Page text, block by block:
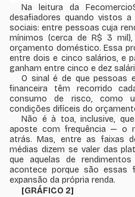
Na leitura da
desafiadores quando vistos
sociais: entre pessoas cuja
mínimos (cerca de R$ 3
orçamento doméstico. Essa
entre dois e cinco salários, e
ganham entre cinco e dez
O sinal é de que pessoas
financeira têm recorrido
consumo de risco, como
condições difíceis do
Não é à toa, inclusive,
aposte com frequência — o
atrás. Mas, entre as faixas
médias dizem se valer das
que aquelas de
acontece porque são essas
expansão da própria renda.
[GRÁFICO 2]